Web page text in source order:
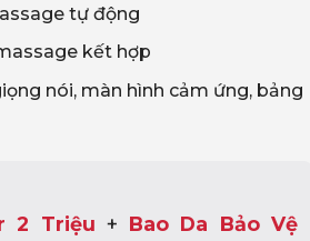
tự động
kết hợp
nói, màn hình cảm ứng, bảng
2 Triệu + Bao Da Bảo Vệ